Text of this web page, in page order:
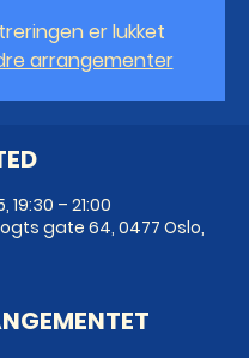
er lukket
arrangementer
19:30 – 21:00
gate 64, 0477 Oslo,